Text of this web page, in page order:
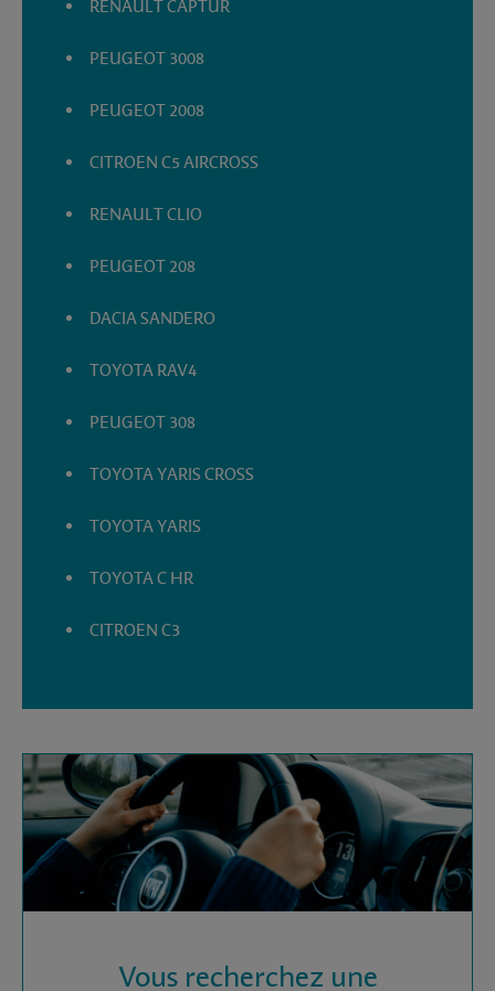
RENAULT CAPTUR
PEUGEOT 3008
PEUGEOT 2008
CITROEN C5 AIRCROSS
RENAULT CLIO
PEUGEOT 208
DACIA SANDERO
TOYOTA RAV4
PEUGEOT 308
TOYOTA YARIS CROSS
TOYOTA YARIS
TOYOTA C HR
CITROEN C3
Vous recherchez une